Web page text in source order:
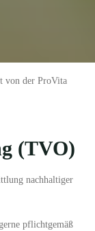
von der ProVita
(TVO)
nachhaltiger
pflichtgemäß